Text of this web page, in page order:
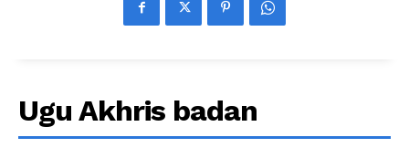
Ugu Akhris badan